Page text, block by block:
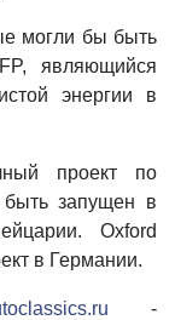
могли бы быть
являющийся
энергии в
проект по
быть запущен в
Oxford
в Германии.
-